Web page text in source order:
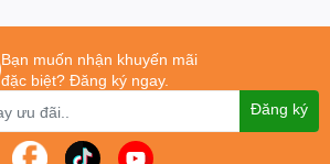
Bạn muốn nhận khuyến mãi
đặc biệt? Đăng ký ngay.
Đăng ký